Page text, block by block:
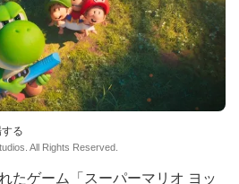
る
All Rights Reserved.
たゲーム「スーパーマリオ ヨッ